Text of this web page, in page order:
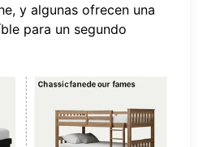
y algunas ofrecen una
para un segundo